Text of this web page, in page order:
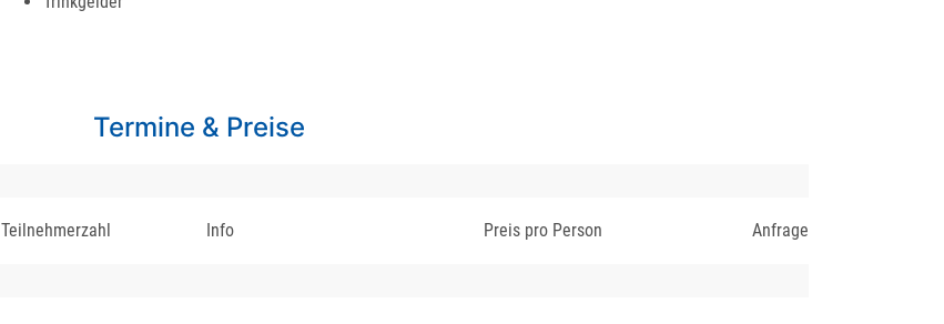
Termine & Preise
Teilnehmerzahl Info Preis pro Person Anfrage